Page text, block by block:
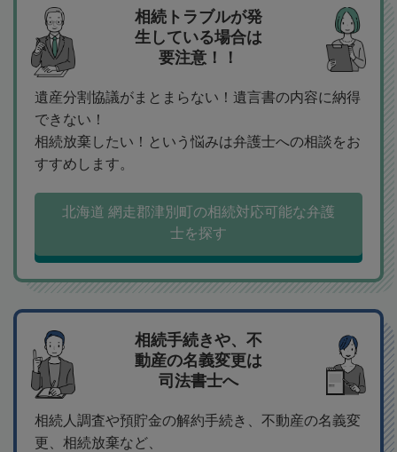
相続トラブルが発
生している場合は
要注意！！
遺産分割協議がまとまらない！遺言書の内容に納得
できない！
相続放棄したい！という悩みは弁護士への相談をお
すすめします。
北海道 網走郡津別町の相続対応可能な弁護
士を探す
相続手続きや、不
動産の名義変更は
司法書士へ
相続人調査や預貯金の解約手続き、不動産の名義変
更、相続放棄など、